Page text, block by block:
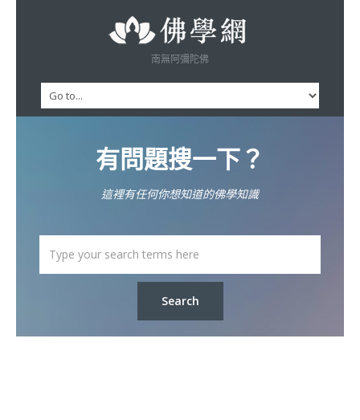
南無阿彌陀佛
有問題搜一下？
這裡有任何你想知道的佛學知識